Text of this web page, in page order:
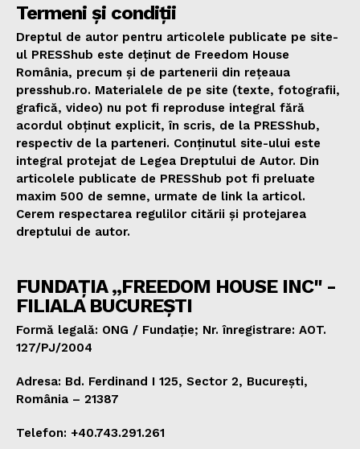
Termeni și condiții
Dreptul de autor pentru articolele publicate pe site-
ul PRESShub este deținut de Freedom House
România, precum și de partenerii din rețeaua
presshub.ro. Materialele de pe site (texte, fotografii,
grafică, video) nu pot fi reproduse integral fără
acordul obținut explicit, în scris, de la PRESShub,
respectiv de la parteneri. Conținutul site-ului este
integral protejat de Legea Dreptului de Autor. Din
articolele publicate de PRESShub pot fi preluate
maxim 500 de semne, urmate de link la articol.
Cerem respectarea regulilor citării și protejarea
dreptului de autor.
FUNDAȚIA „FREEDOM HOUSE INC" -
FILIALA BUCUREȘTI
Formă legală: ONG / Fundație; Nr. înregistrare: AOT.
127/PJ/2004
Adresa: Bd. Ferdinand I 125, Sector 2, București,
România – 21387
Telefon: +40.743.291.261